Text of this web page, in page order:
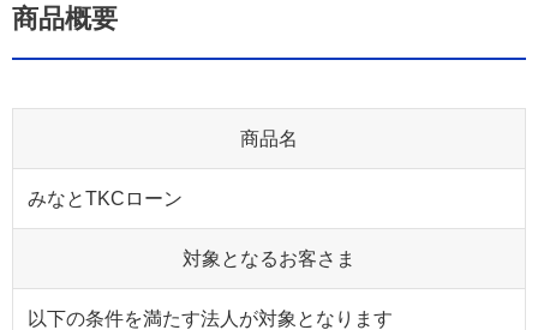
商品概要
商品名
みなとTKCローン
対象となるお客さま
以下の条件を満たす法人が対象となります